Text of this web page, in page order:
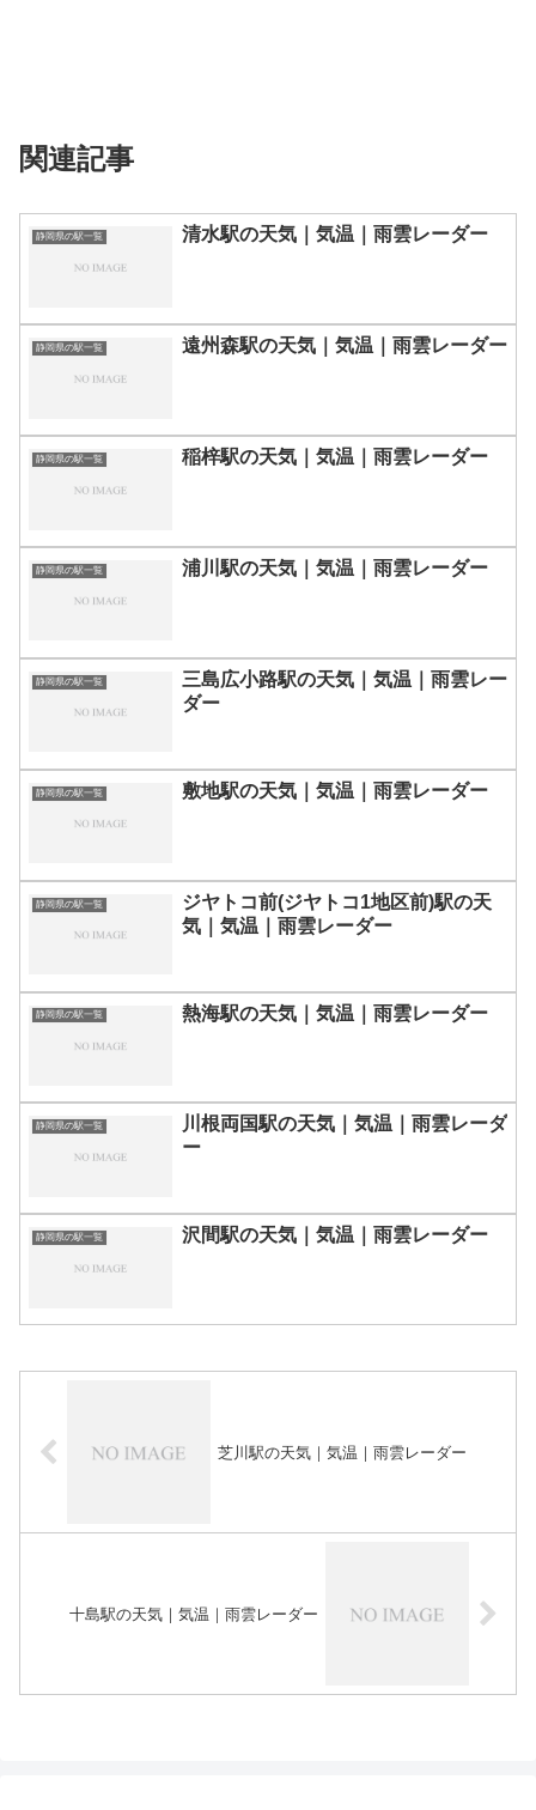
関連記事
静岡県の駅一覧 清水駅の天気｜気温｜雨雲レーダー
静岡県の駅一覧 遠州森駅の天気｜気温｜雨雲レーダー
静岡県の駅一覧 稲梓駅の天気｜気温｜雨雲レーダー
静岡県の駅一覧 浦川駅の天気｜気温｜雨雲レーダー
静岡県の駅一覧
三島広小路駅の天気｜気温｜雨雲レー
ダー
静岡県の駅一覧 敷地駅の天気｜気温｜雨雲レーダー
静岡県の駅一覧
ジヤトコ前(ジヤトコ1地区前)駅の天
気｜気温｜雨雲レーダー
静岡県の駅一覧 熱海駅の天気｜気温｜雨雲レーダー
静岡県の駅一覧
川根両国駅の天気｜気温｜雨雲レーダ
ー
静岡県の駅一覧 沢間駅の天気｜気温｜雨雲レーダー
芝川駅の天気｜気温｜雨雲レーダー
十島駅の天気｜気温｜雨雲レーダー